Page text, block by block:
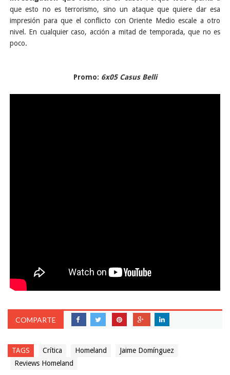
que esto no es terrorismo, sino un ataque que quiere dar esa
impresión para que el conflicto con Oriente Medio escale a otro
nivel. En cualquier caso, acción a mitad de temporada, que no es
poco.
Promo: 6x05 Casus Belli
COMPARTE
TAGS Crítica Homeland
Jaime Domínguez
Reviews Homeland